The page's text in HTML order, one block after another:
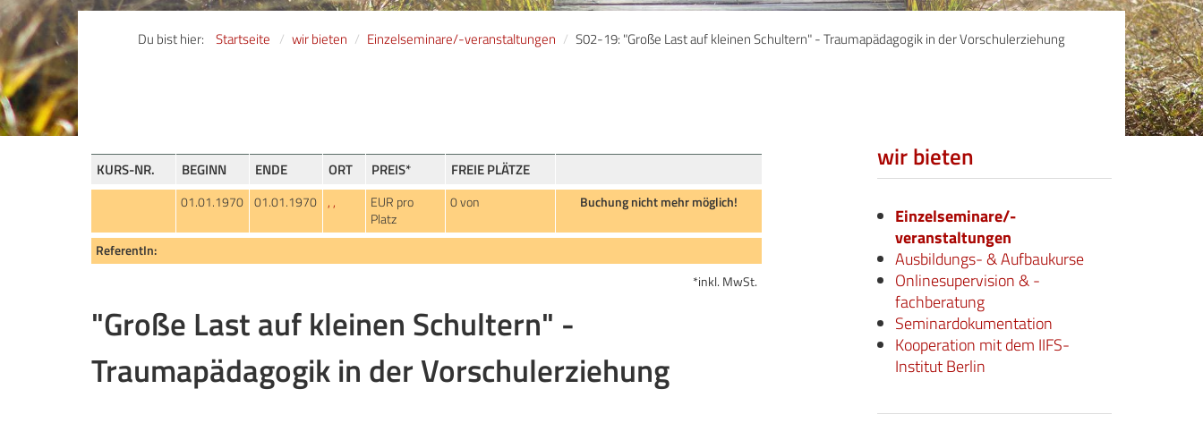
Du bist hier: Startseite wir bieten Einzelseminare/-veranstaltungen S02-19: "Große Last auf kleinen Schultern" - Traumapädagogik in der Vorschulerziehung
KURS-NR. BEGINN ENDE ORT PREIS* FREIE PLÄTZE
01.01.1970 01.01.1970 , ,
EUR pro
Platz
0 von Buchung nicht mehr möglich!
ReferentIn:
*inkl. MwSt.
"Große Last auf kleinen Schultern" -
Traumapädagogik in der Vorschulerziehung
wir bieten
Einzelseminare/-
veranstaltungen
Ausbildungs- & Aufbaukurse
Onlinesupervision & -
fachberatung
Seminardokumentation
Kooperation mit dem IIFS-
Institut Berlin